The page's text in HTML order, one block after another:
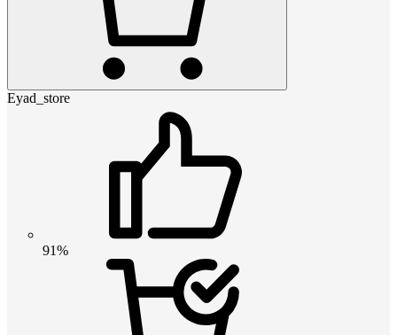
Eyad_store
91%